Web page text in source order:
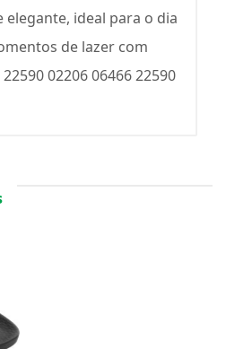
ideal para o dia
de lazer com
02206 06466 22590